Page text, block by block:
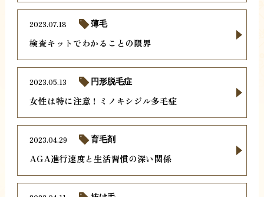
検査キットでわかることの限界
2023.07.18 薄毛
女性は特に注意！ミノキシジル多毛症
2023.05.13 円形脱毛症
AGA進行速度と生活習慣の深い関係
2023.04.29 育毛剤